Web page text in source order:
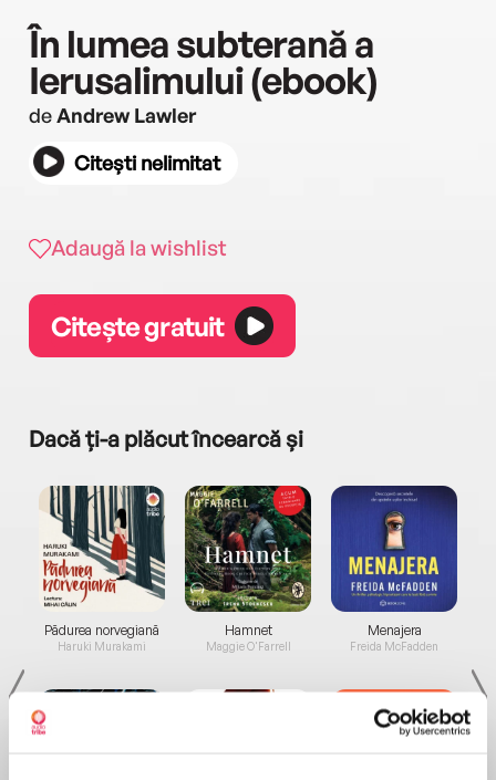
În lumea subterană a
Ierusalimului (ebook)
deAndrew Lawler
Citești nelimitat
Adaugă la wishlist
Citește gratuit
Dacă ți-a plăcut încearcă și
Pădurea norvegiană
Haruki Murakami
Hamnet
Maggie O'Farrell
Menajera
Freida McFadden